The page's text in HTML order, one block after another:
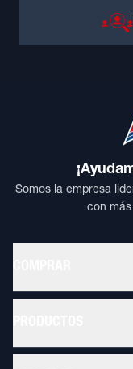
Somos la empresa
con